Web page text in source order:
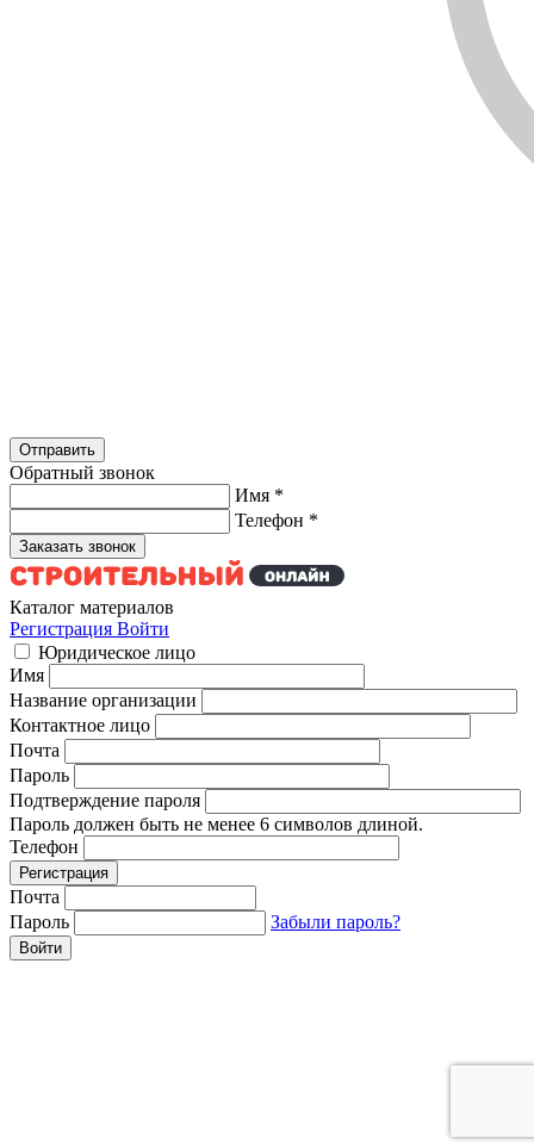
Обратный звонок
Имя *
Телефон *
Каталог материалов
Регистрация Войти
Юридическое лицо
Имя
Название организации
Контактное лицо
Почта
Пароль
Подтверждение пароля
Пароль должен быть не менее 6 символов длиной.
Телефон
Почта
Пароль
Забыли пароль?